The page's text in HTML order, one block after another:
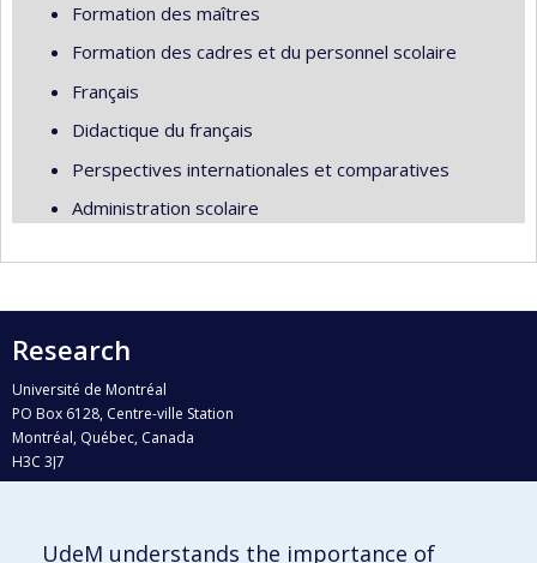
Formation des maîtres
Formation des cadres et du personnel scolaire
Français
Didactique du français
Perspectives internationales et comparatives
Administration scolaire
Research
Université de Montréal
PO Box 6128, Centre-ville Station
Montréal, Québec, Canada
H3C 3J7
UdeM understands the importance of